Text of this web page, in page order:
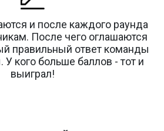
и после каждого раунда
После чего оглашаются
правильный ответ команды
кого больше баллов - тот и
выиграл!